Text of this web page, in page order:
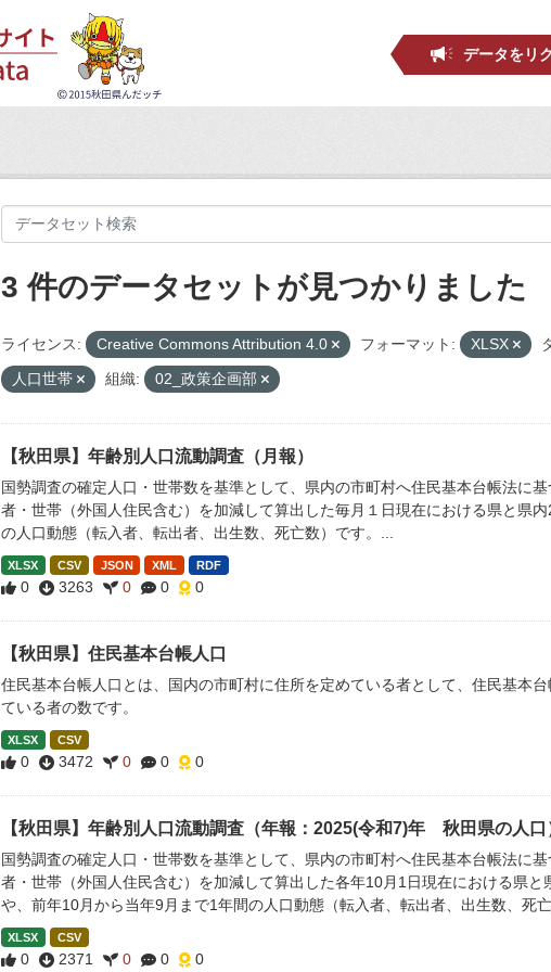
データをリ
3 件のデータセットが見つかりました
ライセンス: Creative Commons Attribution 4.0 フォーマット: XLSX
人口世帯
組織: 02_政策企画部
【秋田県】年齢別人口流動調査（月報）
国勢調査の確定人口・世帯数を基準として、県内の市町村へ住民基本台帳法に
者・世帯（外国人住民含む）を加減して算出した毎月１日現在における県と県
の人口動態（転入者、転出者、出生数、死亡数）です。...
XLSX CSV JSON XML RDF
0 3263 0 0 0
【秋田県】住民基本台帳人口
住民基本台帳人口とは、国内の市町村に住所を定めている者として、住民基本
ている者の数です。
XLSX CSV
0 3472 0 0 0
【秋田県】年齢別人口流動調査（年報：2025(令和7)年 秋田県の人口
国勢調査の確定人口・世帯数を基準として、県内の市町村へ住民基本台帳法に
者・世帯（外国人住民含む）を加減して算出した各年10月1日現在における県
や、前年10月から当年9月まで1年間の人口動態（転入者、転出者、出生数、死亡
XLSX CSV
0 2371 0 0 0